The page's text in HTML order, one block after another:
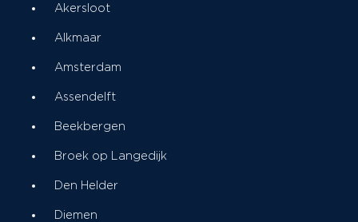
Akersloot
Alkmaar
Amsterdam
Assendelft
Beekbergen
Broek op Langedijk
Den Helder
Diemen